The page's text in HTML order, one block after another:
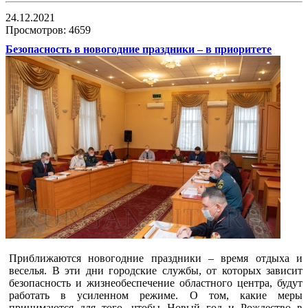
24.12.2021
Просмотров: 4659
Безопасность в новогодние праздники – в приоритете
Приближаются новогодние праздники – время отдыха и
веселья. В эти дни городские службы, от которых зависит
безопасность и жизнеобеспечение областного центра, будут
работать в усиленном режиме. О том, какие меры